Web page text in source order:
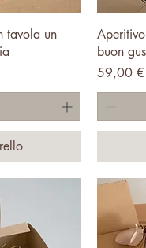
tavola un
buon
Prezzo
59,00 €